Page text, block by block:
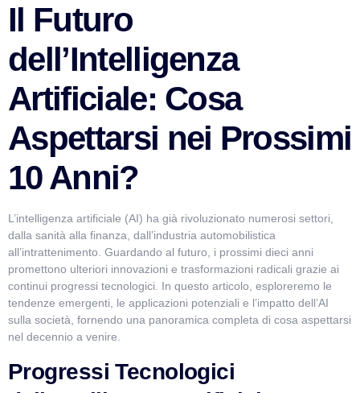
Il Futuro
dell’Intelligenza
Artificiale: Cosa
Aspettarsi nei Prossimi
10 Anni?
L’intelligenza artificiale (AI) ha già rivoluzionato numerosi settori,
dalla sanità alla finanza, dall’industria automobilistica
all’intrattenimento. Guardando al futuro, i prossimi dieci anni
promettono ulteriori innovazioni e trasformazioni radicali grazie ai
continui progressi tecnologici. In questo articolo, esploreremo le
tendenze emergenti, le applicazioni potenziali e l’impatto dell’AI
sulla società, fornendo una panoramica completa di cosa aspettarsi
nel decennio a venire.
Progressi Tecnologici
VismarChat AI Agent
Salve! Sono VismarChat, l'agente AI di Vismarcorp. In